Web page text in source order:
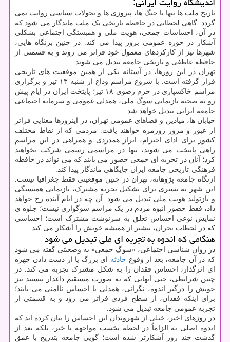
تاریخ ملت ها تنها با جنگ ها، پیروزی ها و تحولات سیاسی روایت نمی
گردد. گاهی لحظاتی در حافظه تاریخی یک ملت ماندگار می شود که
در آن، احساسات جمعی، هویت ملی و همبستگی اجتماعی بشکلی
آشکار در حوزه عمومی بروز پیدا می کند. در چنین بزنگاه هایی،
شهرها نیز از کارکردهای معمول خود فراتر می روند و به قسمتی از
حافظه عاطفی و تاریخی جامعه تبدیل می شوند.
تهران در این روزها، در آستانه یکی از همین موقعیت های تاریخی
قرار گرفته است. با شروع مراسم وداع از شنبه ۱۳ تیر و برگزاری
مراسم خاکسپاری در حرم رضوی ۱۸ تیر؛ پایتخت ایران در ایام پیش
رو به صحنه بازنمایی سوگ ملی، همدلی عمومی و سرمایه اجتماعی
جامعه ایرانی تبدیل خواهد شد.
خیابان ها، میادین و فضاهای عمومی تهران، در اینروزها معنایی فراتر
از عبور و مرور روزمره خواهند یافت. مردمی که از نقاط مختلف
کشور برای ادای احترام، ابراز همدردی و همراهی در این مراسم
راهی پایتخت می شوند، تنها در مراسمی رسمی شرکت نخواهند
کرد؛ آنان در تجربه ای جمعی حضور می یابند که می تواند در حافظه
فرهنگی-تاریخی جامعه ایران جایگاهی ماندگار پیدا کند.
ازنگاه جامعه پژوهانه، تهران در چنین موقعیتی فقط جغرافیا نیست.
این شهر به بستری برای تشکیل تجربه مشترک، بازنمایی همبستگی
و بازتولید هویت ملی تبدیل می شود. آن چه در ایام آینده رخ خواهد
داد، فقط حضور انبوه مردم در یک مراسم سوگواری نیست؛ جلوه ی
نمایش نوعی احساس تعلق به سرنوشت مشترک است؛ احساسی
که در لحظات بحران، بیشتر از همیشه خویش را آشکار می کند.
هنگامی که اندوه به تجربه ای ملی تبدیل می شود
در روان شناسی اجتماعی، «سوگ جمعی» به وضعیتی گفته می شود
که در آن جامعه، بعد از وقوع حادثه ای بزرگ یا از دست دادن چهره
ای اثرگذار، احساس فقدان را به شکل مشترک تجربه می کند. در
چنین شرایطی، حتی آنهایی که به صورت مستقیم داغدار نیستند نیز
خویش را درگیر اندوه، نگرانی، همدلی یا احساس ناامنی می یابند؛
برای اینکه فقدان، از سطح فردی فراتر می رود و به قسمتی از
تجربه عمومی جامعه تبدیل می شود.
در روزهای اخیر، خیلی از شهروندان این احساس را بیان کرده اند که
اندوه اصلی نه الزاماً در لحظه نخست مواجهه با خبر، بلکه بعد از
گذشت چند روز آشکارتر شده است؛ گویی جامعه بتدریج با عمق